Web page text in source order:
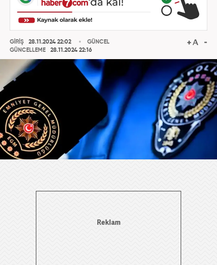
GİRİŞ
28.11.2024 22:02
GÜNCELLEME
28.11.2024 22:16
GÜNCEL